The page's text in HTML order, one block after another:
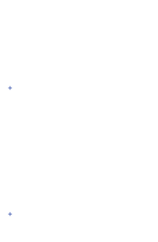
+
+